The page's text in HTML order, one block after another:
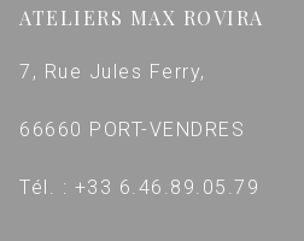
ATELIERS MAX ROVIRA
7, Rue Jules Ferry,
66660 PORT-VENDRES
Tél. : +33 6.46.89.05.79